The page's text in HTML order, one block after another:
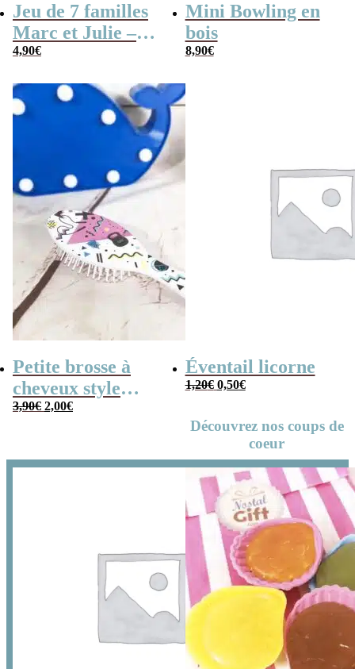
Jeu de 7 familles
Marc et Julie –
Les meilleures
4,90€
Mini Bowling en
bois
8,90€
Petite brosse à
cheveux style
années 80
3,90€ Le
3,90€.
2,00€Le
2,00€.
Éventail licorne
1,20€ Le
était :
0,50€Le
est :
0,50€.
Découvrez nos coups de
coeur